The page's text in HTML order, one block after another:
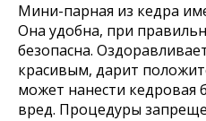
Мини-парная из кедра
Она удобна, при
безопасна.
красивым, дарит
может нанести кедровая
вред. Процедуры
office@fitorodnik.ru
г. Москва, Ракетный